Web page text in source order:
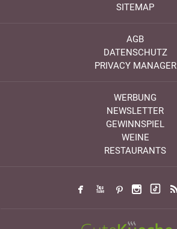
SITEMAP
AGB
DATENSCHUTZ
PRIVACY MANAGER
WERBUNG
NEWSLETTER
GEWINNSPIEL
WEINE
RESTAURANTS